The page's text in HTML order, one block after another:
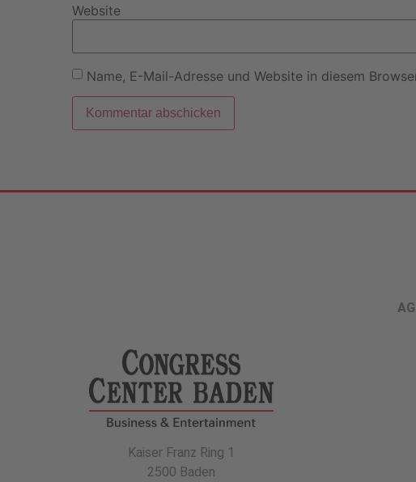
Website
Name, E-Mail-Adresse und Website in diesem
Kaiser Franz Ring 1
2500 Baden